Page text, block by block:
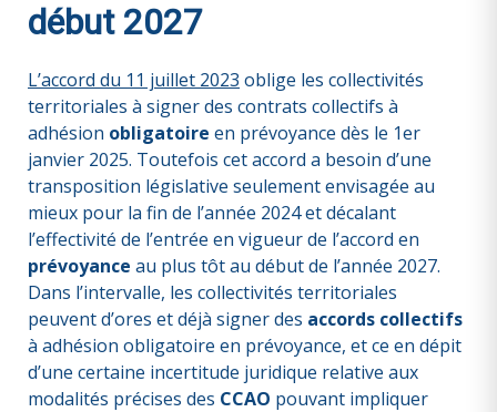
début 2027
L’accord du 11 juillet 2023 oblige les collectivités
territoriales à signer des contrats collectifs à
adhésion obligatoire en prévoyance dès le 1er
janvier 2025. Toutefois cet accord a besoin d’une
transposition législative seulement envisagée au
mieux pour la fin de l’année 2024 et décalant
l’effectivité de l’entrée en vigueur de l’accord en
prévoyance au plus tôt au début de l’année 2027.
Dans l’intervalle, les collectivités territoriales
peuvent d’ores et déjà signer des accords collectifs
à adhésion obligatoire en prévoyance, et ce en dépit
d’une certaine incertitude juridique relative aux
modalités précises des CCAO pouvant impliquer